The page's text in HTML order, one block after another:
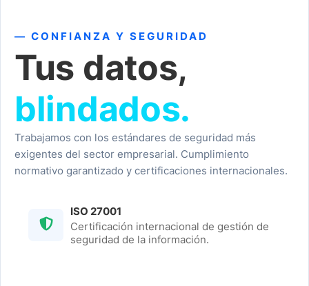
— CONFIANZA Y SEGURIDAD
Tus datos,
blindados.
Trabajamos con los estándares de seguridad más
exigentes del sector empresarial. Cumplimiento
normativo garantizado y certificaciones internacionales.
ISO 27001
Certificación internacional de gestión de
seguridad de la información.